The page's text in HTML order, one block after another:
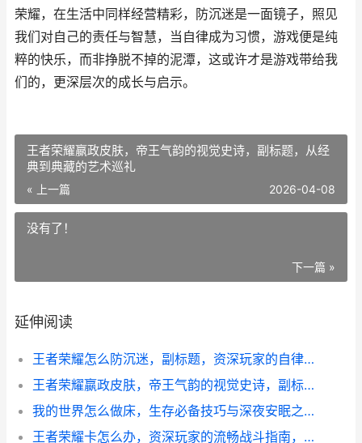
荣耀，在生活中同样经营精彩，防沉迷是一面镜子，照见
我们对自己的责任与智慧，当自律成为习惯，游戏便是纯
粹的快乐，而非挣脱不掉的泥潭，这或许才是游戏带给我
们的，更深层次的成长与启示。
王者荣耀嬴政皮肤，帝王气韵的视觉史诗，副标题，从经
典到典藏的艺术巡礼
« 上一篇 2026-04-08
没有了！
下一篇 »
延伸阅读
王者荣耀怎么防沉迷，副标题，资深玩家的自律与智慧
王者荣耀嬴政皮肤，帝王气韵的视觉史诗，副标题，从经典到典藏的艺术巡礼
我的世界怎么做床，生存必备技巧与深夜安眠之道
王者荣耀卡怎么办，资深玩家的流畅战斗指南，副标题：网络优化与设备调校全解析